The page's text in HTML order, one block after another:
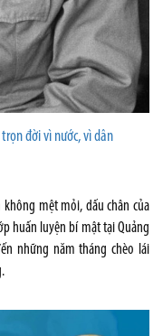
đời vì nước, vì dân
mệt mỏi, dấu chân của
huấn luyện bí mật tại Quảng
những năm tháng chèo lái